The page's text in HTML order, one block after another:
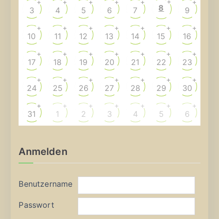
3
+
4
+
5
+
6
+
7
+
8 9
+
10
+
11
+
12
+
13
+
14
+
15
+
16
+
17
+
18
+
19
+
20
+
21
+
22
+
23
+
24
+
25
+
26
+
27
+
28
+
29
+
30
+
31
+
1
+
2
+
3
+
4
+
5
+
6
+
Anmelden
Benutzername
Passwort